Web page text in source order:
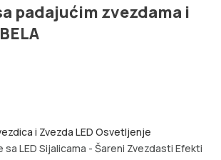
padajućim zvezdama i